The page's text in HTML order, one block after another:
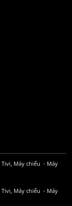
Tivi, Máy chiếu - Máy
Tivi, Máy chiếu - Máy